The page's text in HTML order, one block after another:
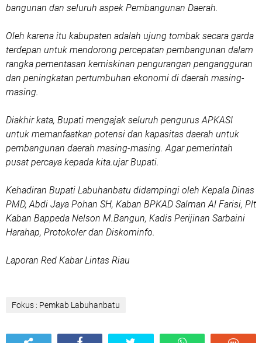
bangunan dan seluruh aspek Pembangunan Daerah.
Oleh karena itu kabupaten adalah ujung tombak secara garda
terdepan untuk mendorong percepatan pembangunan dalam
rangka pementasan kemiskinan pengurangan pengangguran
dan peningkatan pertumbuhan ekonomi di daerah masing-
masing.
Diakhir kata, Bupati mengajak seluruh pengurus APKASI
untuk memanfaatkan potensi dan kapasitas daerah untuk
pembangunan daerah masing-masing. Agar pemerintah
pusat percaya kepada kita.ujar Bupati.
Kehadiran Bupati Labuhanbatu didampingi oleh Kepala Dinas
PMD, Abdi Jaya Pohan SH, Kaban BPKAD Salman Al Farisi, Plt
Kaban Bappeda Nelson M.Bangun, Kadis Perijinan Sarbaini
Harahap, Protokoler dan Diskominfo.
Laporan Red Kabar Lintas Riau
Fokus : Pemkab Labuhanbatu